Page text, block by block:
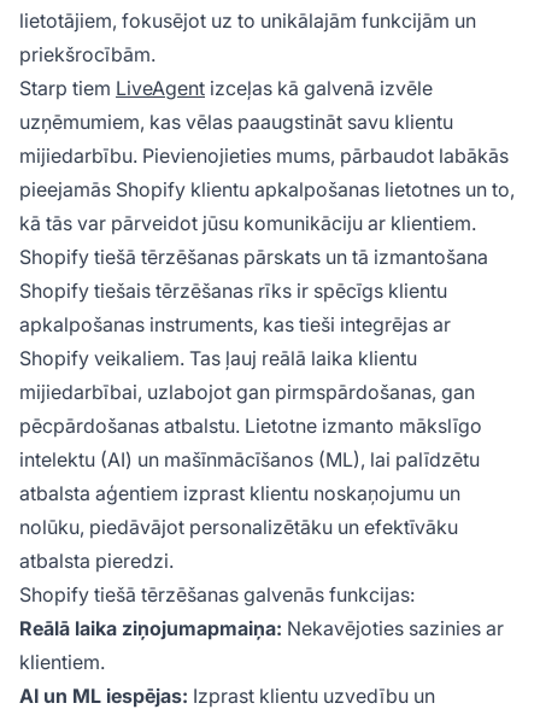
lietotājiem, fokusējot uz to unikālajām funkcijām un
priekšrocībām.
Starp tiem LiveAgent izceļas kā galvenā izvēle
uzņēmumiem, kas vēlas paaugstināt savu klientu
mijiedarbību. Pievienojieties mums, pārbaudot labākās
pieejamās Shopify klientu apkalpošanas lietotnes un to,
kā tās var pārveidot jūsu komunikāciju ar klientiem.
Shopify tiešā tērzēšanas pārskats un tā izmantošana
Shopify tiešais tērzēšanas rīks ir spēcīgs klientu
apkalpošanas instruments, kas tieši integrējas ar
Shopify veikaliem. Tas ļauj reālā laika klientu
mijiedarbībai, uzlabojot gan pirmspārdošanas, gan
pēcpārdošanas atbalstu. Lietotne izmanto mākslīgo
intelektu (AI) un mašīnmācīšanos (ML), lai palīdzētu
atbalsta aģentiem izprast klientu noskaņojumu un
nolūku, piedāvājot personalizētāku un efektīvāku
atbalsta pieredzi.
Shopify tiešā tērzēšanas galvenās funkcijas:
Reālā laika ziņojumapmaiņa: Nekavējoties sazinies ar
klientiem.
AI un ML iespējas: Izprast klientu uzvedību un